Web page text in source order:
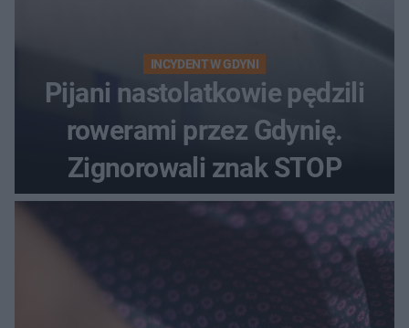
INCYDENT W GDYNI
Pijani nastolatkowie pędzili
rowerami przez Gdynię.
Zignorowali znak STOP